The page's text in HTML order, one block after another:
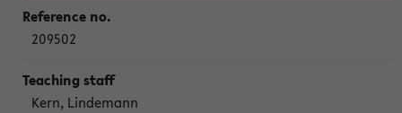
209502
Kern, Lindemann